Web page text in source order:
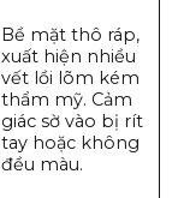
Bề mặt thô ráp,
xuất hiện nhiều
vết lồi lõm kém
thẩm mỹ. Cảm
giác sờ vào bị rít
tay hoặc không
đều màu.